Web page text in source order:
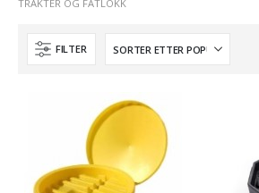
TRAKTER OG FATLOKK
FILTER